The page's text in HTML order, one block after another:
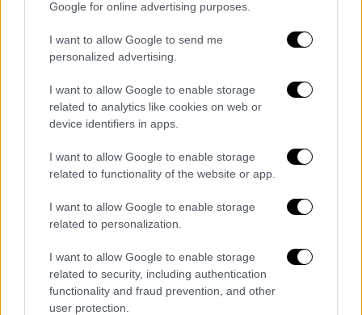
Google for online advertising purposes.
I want to allow Google to send me
personalized advertising.
I want to allow Google to enable storage
related to analytics like cookies on web or
device identifiers in apps.
I want to allow Google to enable storage
related to functionality of the website or app.
I want to allow Google to enable storage
related to personalization.
I want to allow Google to enable storage
related to security, including authentication
functionality and fraud prevention, and other
user protection.
Πολιτισμός|27.03.2026 11:39
Ακυκλοφόρητο έργο του Μάνου
Χατζιδάκη έρχεται στο φως μετά από
σχεδόν 30 χρόνια
Η παρακαταθήκη του σπουδαίου καλλιτέχνη
αναβιώνει μέσα από μία νέα κυκλοφορία